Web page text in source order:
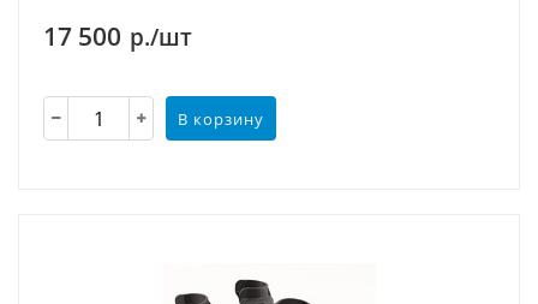
17 500 р./шт
В корзину